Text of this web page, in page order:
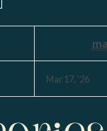
Mar 17, '26